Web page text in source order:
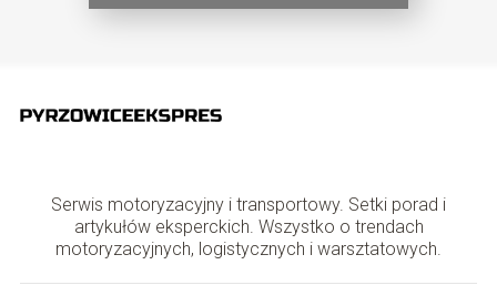
Serwis motoryzacyjny i transportowy. Setki porad i
artykułów eksperckich. Wszystko o trendach
motoryzacyjnych, logistycznych i warsztatowych.